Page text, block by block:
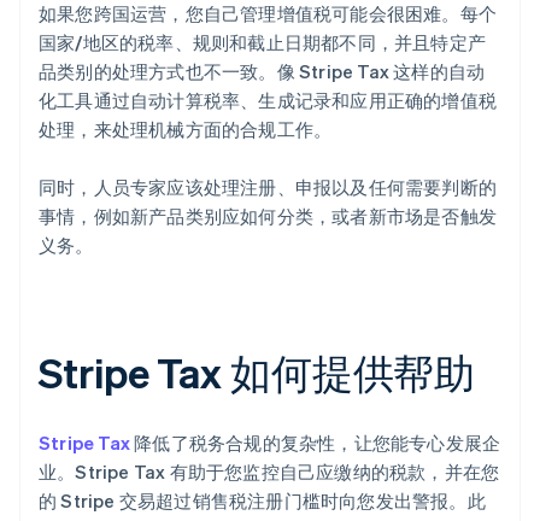
如果您跨国运营，您自己管理增值税可能会很困难。每个
国家/地区的税率、规则和截止日期都不同，并且特定产
品类别的处理方式也不一致。像 Stripe Tax 这样的自动
化工具通过自动计算税率、生成记录和应用正确的增值税
处理，来处理机械方面的合规工作。
同时，人员专家应该处理注册、申报以及任何需要判断的
事情，例如新产品类别应如何分类，或者新市场是否触发
义务。
Stripe Tax 如何提供帮助
Stripe Tax降低了税务合规的复杂性，让您能专心发展企
业。Stripe Tax 有助于您监控自己应缴纳的税款，并在您
的 Stripe 交易超过销售税注册门槛时向您发出警报。此